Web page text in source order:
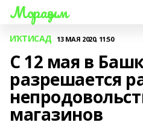
Мораҙым
ИҠТИСАД 13 МАЯ 2020, 11:50
С 12 мая в
разрешается
магазинов